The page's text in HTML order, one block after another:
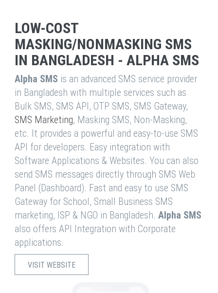
LOW-COST
MASKING/NONMASKING SMS
IN BANGLADESH - ALPHA SMS
Alpha SMS is an advanced SMS service provider
in Bangladesh with multiple services such as
Bulk SMS, SMS API, OTP SMS, SMS Gateway,
SMS Marketing, Masking SMS, Non-Masking,
etc. It provides a powerful and easy-to-use SMS
API for developers. Easy integration with
Software Applications & Websites. You can also
send SMS messages directly through SMS Web
Panel (Dashboard). Fast and easy to use SMS
Gateway for School, Small Business SMS
marketing, ISP & NGO in Bangladesh. Alpha SMS
also offers API Integration with Corporate
applications.
VISIT WEBSITE